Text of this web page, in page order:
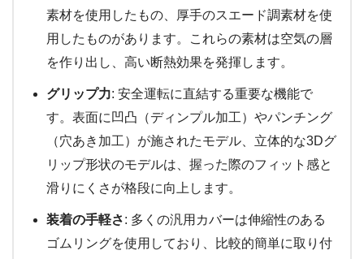
素材を使用したもの、厚手のスエード調素材を使
用したものがあります。これらの素材は空気の層
を作り出し、高い断熱効果を発揮します。
グリップ力: 安全運転に直結する重要な機能で
す。表面に凹凸（ディンプル加工）やパンチング
（穴あき加工）が施されたモデル、立体的な3Dグ
リップ形状のモデルは、握った際のフィット感と
滑りにくさが格段に向上します。
装着の手軽さ: 多くの汎用カバーは伸縮性のある
ゴムリングを使用しており、比較的簡単に取り付